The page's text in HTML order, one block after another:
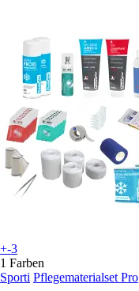
+-3
1 Farben
Sporti Pflegematerialset Pro